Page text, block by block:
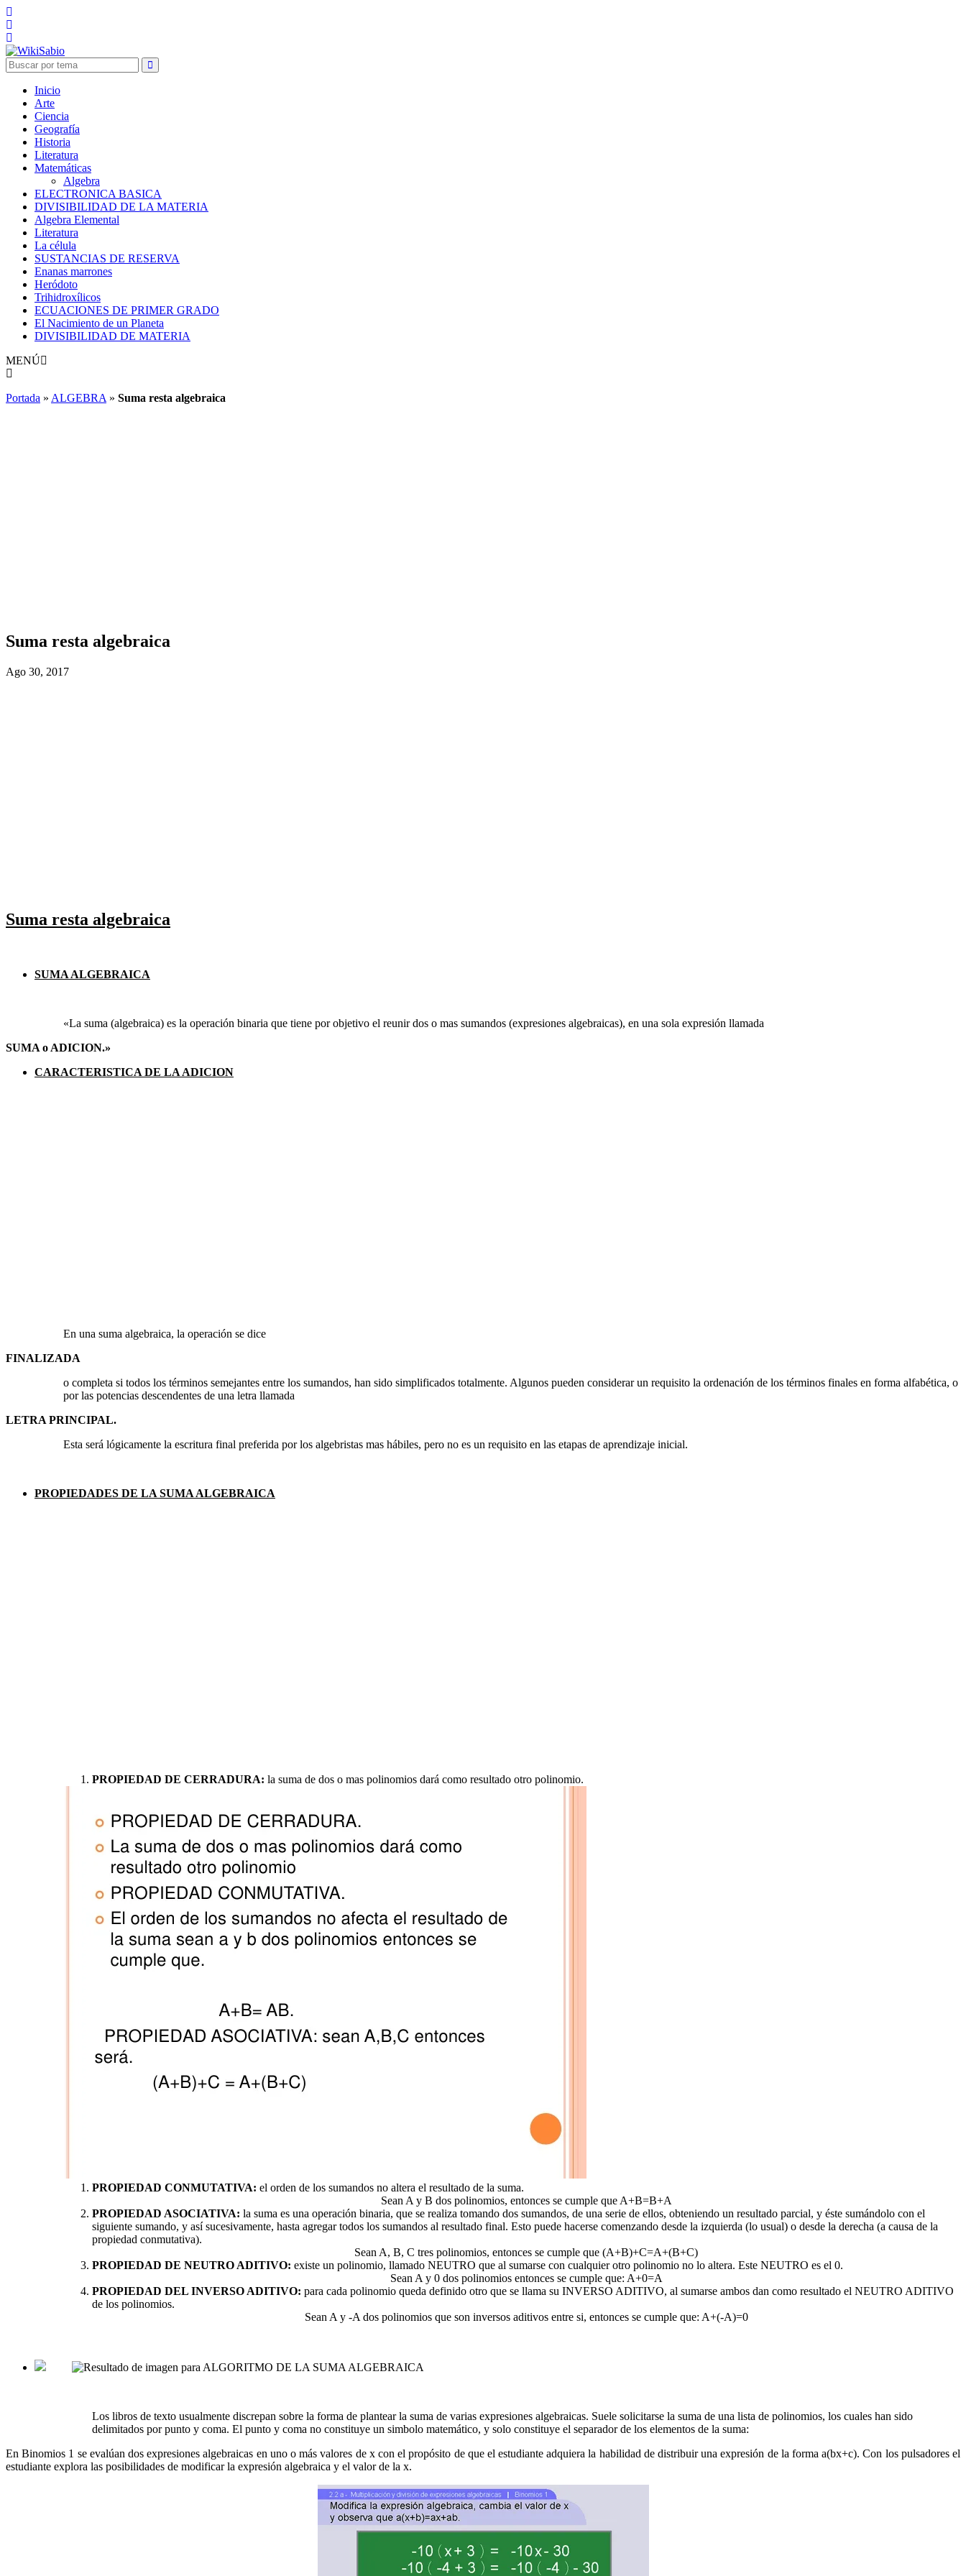
Inicio
Arte
Ciencia
Geografía
Historia
Literatura
Matemáticas
Algebra
ELECTRONICA BASICA
DIVISIBILIDAD DE LA MATERIA
Algebra Elemental
Literatura
La célula
SUSTANCIAS DE RESERVA
Enanas marrones
Heródoto
Trihidroxílicos
ECUACIONES DE PRIMER GRADO
El Nacimiento de un Planeta
DIVISIBILIDAD DE MATERIA
MENÚ
Portada » ALGEBRA » Suma resta algebraica
Suma resta algebraica
Ago 30, 2017
Suma resta algebraica
SUMA ALGEBRAICA
«La suma (algebraica) es la operación binaria que tiene por objetivo el reunir dos o mas sumandos (expresiones algebraicas), en una sola expresión llamada
SUMA o ADICION.»
CARACTERISTICA DE LA ADICION
En una suma algebraica, la operación se dice
FINALIZADA
o completa si todos los términos semejantes entre los sumandos, han sido simplificados totalmente. Algunos pueden considerar un requisito la ordenación de los términos finales en forma alfabética, o
por las potencias descendentes de una letra llamada
LETRA PRINCIPAL.
Esta será lógicamente la escritura final preferida por los algebristas mas hábiles, pero no es un requisito en las etapas de aprendizaje inicial.
PROPIEDADES DE LA SUMA ALGEBRAICA
PROPIEDAD DE CERRADURA: la suma de dos o mas polinomios dará como resultado otro polinomio.
PROPIEDAD CONMUTATIVA: el orden de los sumandos no altera el resultado de la suma.
Sean A y B dos polinomios, entonces se cumple que A+B=B+A
PROPIEDAD ASOCIATIVA: la suma es una operación binaria, que se realiza tomando dos sumandos, de una serie de ellos, obteniendo un resultado parcial, y éste sumándolo con el
siguiente sumando, y así sucesivamente, hasta agregar todos los sumandos al resultado final. Esto puede hacerse comenzando desde la izquierda (lo usual) o desde la derecha (a causa de la
propiedad conmutativa).
Sean A, B, C tres polinomios, entonces se cumple que (A+B)+C=A+(B+C)
PROPIEDAD DE NEUTRO ADITIVO: existe un polinomio, llamado NEUTRO que al sumarse con cualquier otro polinomio no lo altera. Este NEUTRO es el 0.
Sean A y 0 dos polinomios entonces se cumple que: A+0=A
PROPIEDAD DEL INVERSO ADITIVO: para cada polinomio queda definido otro que se llama su INVERSO ADITIVO, al sumarse ambos dan como resultado el NEUTRO ADITIVO
de los polinomios.
Sean A y -A dos polinomios que son inversos aditivos entre si, entonces se cumple que: A+(-A)=0
Los libros de texto usualmente discrepan sobre la forma de plantear la suma de varias expresiones algebraicas. Suele solicitarse la suma de una lista de polinomios, los cuales han sido
delimitados por punto y coma. El punto y coma no constituye un simbolo matemático, y solo constituye el separador de los elementos de la suma:
En Binomios 1 se evalúan dos expresiones algebraicas en uno o más valores de x con el propósito de que el estudiante adquiera la habilidad de distribuir una expresión de la forma a(bx+c). Con los pulsadores el
estudiante explora las posibilidades de modificar la expresión algebraica y el valor de la x.